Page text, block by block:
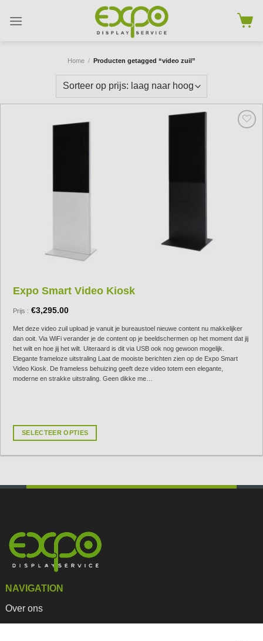
Home / Producten getagged “video zuil”
Expo Smart Video Kiosk
Prijs : €3,295.00
Met deze video zuil upload je vanuit je bureaustoel nieuwe content nu makkelijker
dan ooit. Via WiFi verander je de content op je beeldschermen op het moment dat jij
het wilt en hoe jij het wilt. Uiteraard is dit via USB ook nog gewoon mogelijk.
Elegante frameloze uitstraling Laat de mooiste berichten zien op de Expo Smart
Video Kiosk. De frameless behuizing geeft deze video totem een elegante,
moderne en strakke uitstraling. Geen dikke me…
SELECTEER OPTIES
product
meerdere
kan
gekozen
worden
op
de
NAVIGATION
Over ons